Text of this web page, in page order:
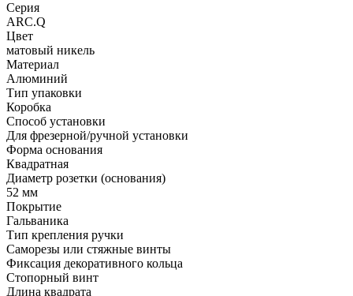
Серия
ARC.Q
Цвет
матовый никель
Материал
Алюминий
Тип упаковки
Коробка
Способ установки
Для фрезерной/ручной установки
Форма основания
Квадратная
Диаметр розетки (основания)
52 мм
Покрытие
Гальваника
Тип крепления ручки
Саморезы или стяжные винты
Фиксация декоративного кольца
Стопорный винт
Длина квадрата